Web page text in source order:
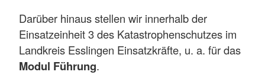
Darüber hinaus stellen wir innerhalb der
Einsatzeinheit 3 des Katastrophenschutzes im
Landkreis Esslingen Einsatzkräfte, u. a. für das
Modul Führung.